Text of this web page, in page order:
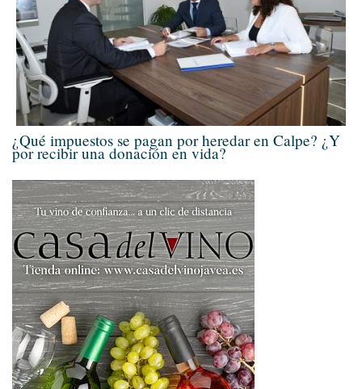
¿Qué impuestos se pagan por heredar en Calpe? ¿Y
por recibir una donación en vida?